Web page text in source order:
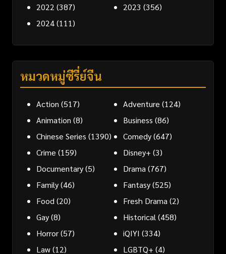
2022 (387) 2023 (356)
2024(111)
หมวดหมู่ซีรี่ย์จีน
Action (517) Adventure (124)
Animation (8) Business (86)
Chinese Series (1390) Comedy(647)
Crime (159) Disney+ (3)
Documentary(5) Drama (767)
Family(46) Fantasy(525)
Food (20) Fresh Drama (2)
Gay(8) Historical (458)
Horror(57) iQIYI (334)
Law(12) LGBTQ+ (4)